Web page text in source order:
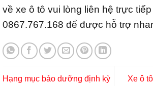
về xe ô tô vui lòng liên hệ trực
0867.767.168 để được hỗ trợ
Hạng mục bảo dưỡng định kỳ
Xe ô